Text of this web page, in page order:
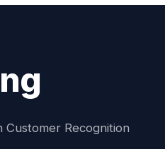
Customer Recognition